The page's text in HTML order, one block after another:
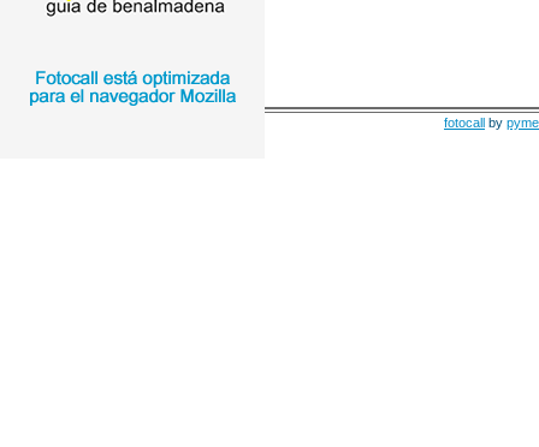
fotocall by